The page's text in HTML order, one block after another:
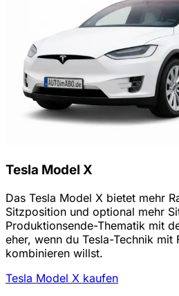
Tesla Model X
Das Tesla Model X bietet mehr
Sitzposition und optional mehr
Produktionsende-Thematik mit
eher, wenn du Tesla-Technik mit
kombinieren willst.
Tesla Model X kaufen